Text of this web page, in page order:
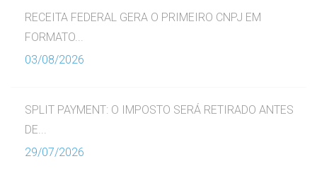
RECEITA FEDERAL GERA O PRIMEIRO CNPJ EM
FORMATO...
03/08/2026
SPLIT PAYMENT: O IMPOSTO SERÁ RETIRADO ANTES
DE...
29/07/2026